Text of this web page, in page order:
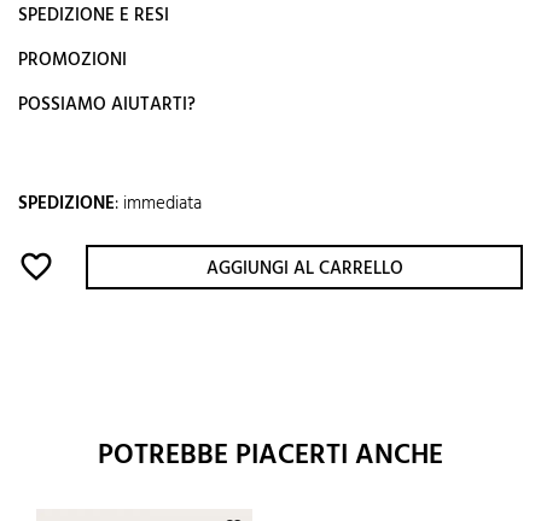
SPEDIZIONE E RESI
PROMOZIONI
POSSIAMO AIUTARTI?
SPEDIZIONE: immediata
favorite_border AGGIUNGI AL CARRELLO
POTREBBE PIACERTI ANCHE